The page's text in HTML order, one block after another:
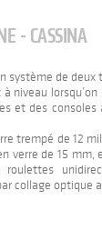
- CASSINA
système de
niveau
et des consoles
trempé de 12
verre de 15 mm,
collage optique